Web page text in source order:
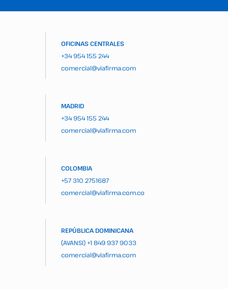
OFICINAS CENTRALES
+34 954 155 244
comercial@viafirma.com
MADRID
+34 954 155 244
comercial@viafirma.com
COLOMBIA
+57 310 2751687
comercial@viafirma.com.co
REPÚBLICA DOMINICANA
(AVANSI) +1 849 937 9033
comercial@viafirma.com